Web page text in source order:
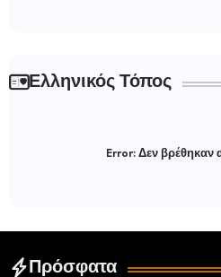
Ελληνικός Τόπος
Error:Δεν βρέθηκαν
Πρόσφατα